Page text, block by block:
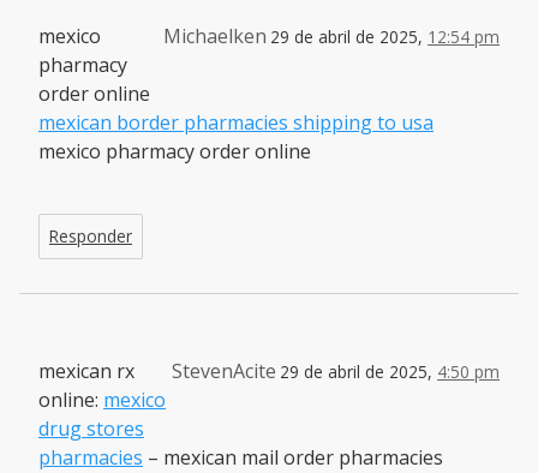
Michaelken 29 de abril de 2025, 12:54 pm
mexico
pharmacy
order online
mexican border pharmacies shipping to usa
mexico pharmacy order online
Responder
StevenAcite 29 de abril de 2025, 4:50 pm
mexican rx
online: mexico
drug stores
pharmacies – mexican mail order pharmacies